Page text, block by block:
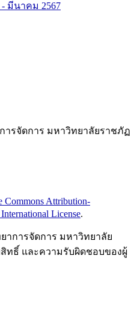
มีนาคม 2567
ารจัดการ มหาวิทยาลัยราชภัฏ
Commons Attribution-
License.
การจัดการ มหาวิทยาลัย
ทธิ์ และความรับผิดชอบของผู้